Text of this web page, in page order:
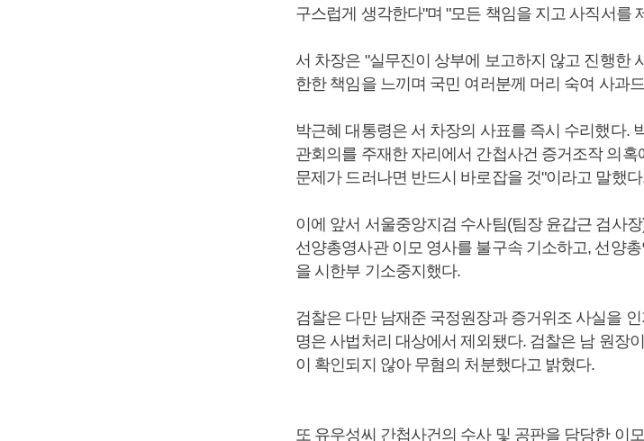
구스럽게 생각한다"며 "모든 책임을 지고 사직서를
서 차장은 "실무진이 상부에 보고하지 않고 진행한
한한 책임을 느끼며 국민 여러분께 머리 숙여 사과
박근혜 대통령은 서 차장의 사표를 즉시 수리했다.
관회의를 주재한 자리에서 간첩사건 증거조작 의
문제가 드러나면 반드시 바로잡을 것"이라고 말했
이에 앞서 서울중앙지검 수사팀(팀장 윤갑근 검사
선양총영사관 이모 영사를 불구속 기소하고, 선양
을 시한부 기소중지했다.
검찰은 다만 남재준 국정원장과 증거위조 사실을
명은 사법처리 대상에서 제외됐다. 검찰은 남 원장
이 확인되지 않아 무혐의 처분했다고 밝혔다.
또 유우성씨 간첩사건의 수사 및 공판을 담당한 이